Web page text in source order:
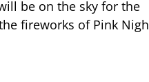
be on the sky for the
fireworks of Pink